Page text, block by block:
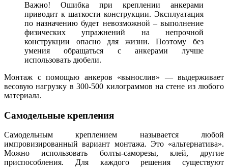
Важно! Ошибка при креплении анкерами
приводит к шаткости конструкции. Эксплуатация
по назначению будет невозможной – выполнение
физических упражнений на непрочной
конструкции опасно для жизни. Поэтому без
умения обращаться с анкерами лучше
использовать дюбели.
Монтаж с помощью анкеров «вынослив» — выдерживает
весовую нагрузку в 300-500 килограммов на стене из любого
материала.
Самодельные крепления
Самодельным креплением называется любой
импровизированный вариант монтажа. Это «альтернатива».
Можно использовать болты-саморезы, клей, другие
приспособления. Для каждого решения существуют